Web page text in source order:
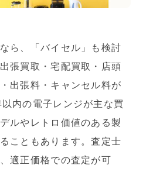
ら、「バイセル」も検討
張買取・宅配買取・店頭
出張料・キャンセル料が
内の電子レンジが主な買
ルやレトロ価値のある製
こともあります。査定士
適正価格での査定が可